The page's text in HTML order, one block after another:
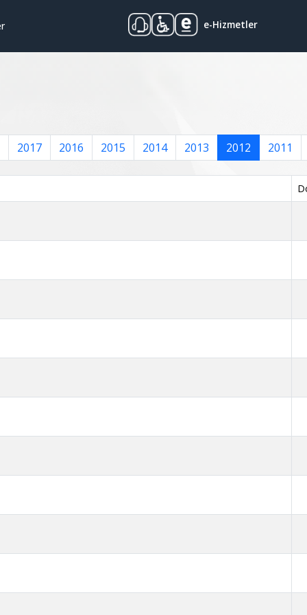
e-Hizmetler
2017 2016 2015 2014 2013 2012 2011